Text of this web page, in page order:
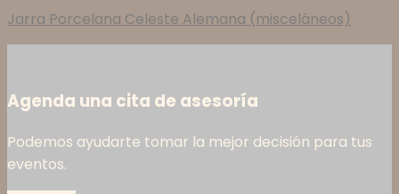
Jarra Porcelana Celeste Alemana (misceláneos)
Agenda una cita de asesoría
Podemos ayudarte tomar la mejor decisión para tus
eventos.